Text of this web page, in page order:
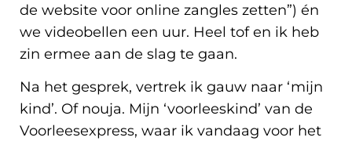
de website voor online zangles zetten”) én
we videobellen een uur. Heel tof en ik heb
zin ermee aan de slag te gaan.
Na het gesprek, vertrek ik gauw naar ‘mijn
kind’. Of nouja. Mijn ‘voorleeskind’ van de
Voorleesexpress, waar ik vandaag voor het